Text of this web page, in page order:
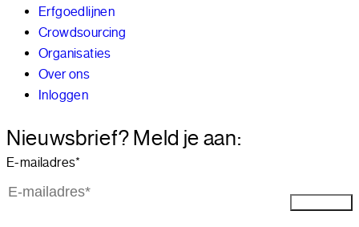
Erfgoedlijnen
Crowdsourcing
Organisaties
Over ons
Inloggen
Nieuwsbrief? Meld je aan:
E-mailadres*